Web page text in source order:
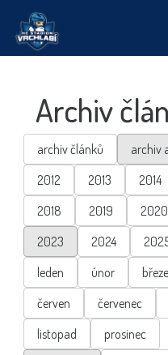
Archiv
archiv článků
archiv
2012
2013 2014
2018
2019 2020
2023
2024
leden
únor
červen
červenec
listopad
prosinec